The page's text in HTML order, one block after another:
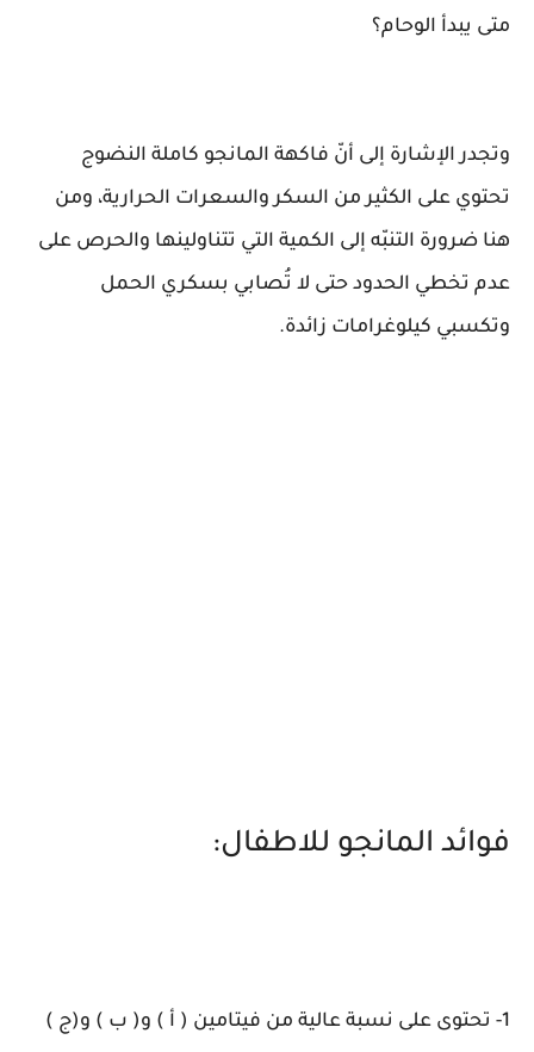
متى يبدأ الوحام؟
وتجدر الإشارة إلى أنّ فاكهة المانجو كاملة النضوج
تحتوي على الكثير من السكر والسعرات الحرارية، ومن
هنا ضرورة التنبّه إلى الكمية التي تتناولينها والحرص على
عدم تخطي الحدود حتى لا تُصابي بسكري الحمل
وتكسبي كيلوغرامات زائدة.
فوائد المانجو للاطفال:
1- تحتوى على نسبة عالية من فيتامين ( أ ) و( ب ) و(ج )